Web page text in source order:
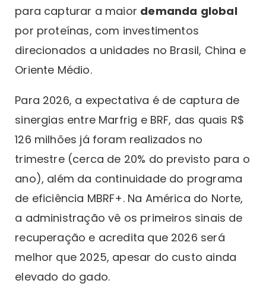
para capturar a maior demanda global
por proteínas, com investimentos
direcionados a unidades no Brasil, China e
Oriente Médio.
Para 2026, a expectativa é de captura de
sinergias entre Marfrig e BRF, das quais R$
126 milhões já foram realizados no
trimestre (cerca de 20% do previsto para o
ano), além da continuidade do programa
de eficiência MBRF+. Na América do Norte,
a administração vê os primeiros sinais de
recuperação e acredita que 2026 será
melhor que 2025, apesar do custo ainda
elevado do gado.